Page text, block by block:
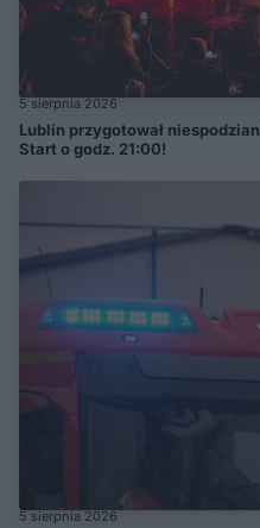
5 sierpnia 2026
Lublin przygotował
Start o godz. 21:00!
5 sierpnia 2026